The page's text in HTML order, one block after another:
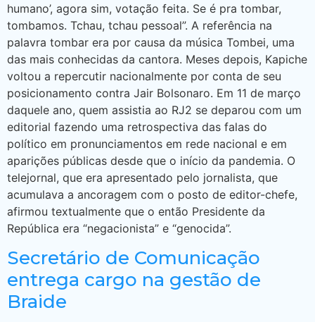
humano’, agora sim, votação feita. Se é pra tombar,
tombamos. Tchau, tchau pessoal”. A referência na
palavra tombar era por causa da música Tombei, uma
das mais conhecidas da cantora. Meses depois, Kapiche
voltou a repercutir nacionalmente por conta de seu
posicionamento contra Jair Bolsonaro. Em 11 de março
daquele ano, quem assistia ao RJ2 se deparou com um
editorial fazendo uma retrospectiva das falas do
político em pronunciamentos em rede nacional e em
aparições públicas desde que o início da pandemia. O
telejornal, que era apresentado pelo jornalista, que
acumulava a ancoragem com o posto de editor-chefe,
afirmou textualmente que o então Presidente da
República era “negacionista” e “genocida”.
Secretário de Comunicação
entrega cargo na gestão de
Braide